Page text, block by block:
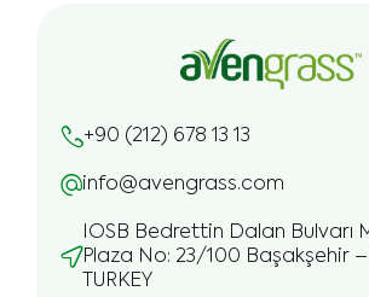
+90 (212) 678 13 13
info@avengrass.com
IOSB Bedrettin Dalan Bulvarı
Plaza No: 23/100 Başakşehir
TURKEY